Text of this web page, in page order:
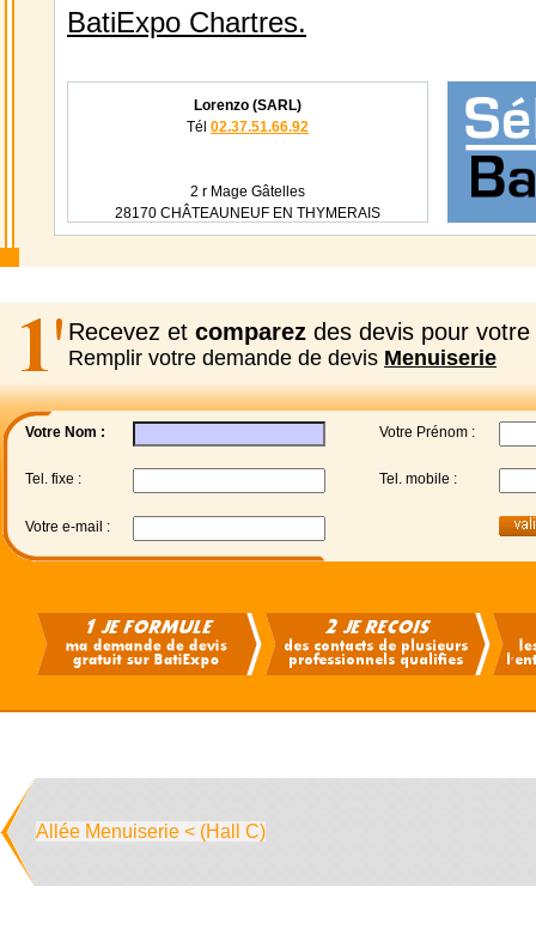
BatiExpo Chartres.
Lorenzo (SARL)
Tél 02.37.51.66.92
2 r Mage Gâtelles
28170 CHÂTEAUNEUF EN THYMERAIS
Recevez et comparez des devis pour votre
Remplir votre demande de devis Menuiserie
Votre Nom : Votre Prénom :
Tel. fixe : Tel. mobile :
Votre e-mail :
Allée Menuiserie < (Hall C)